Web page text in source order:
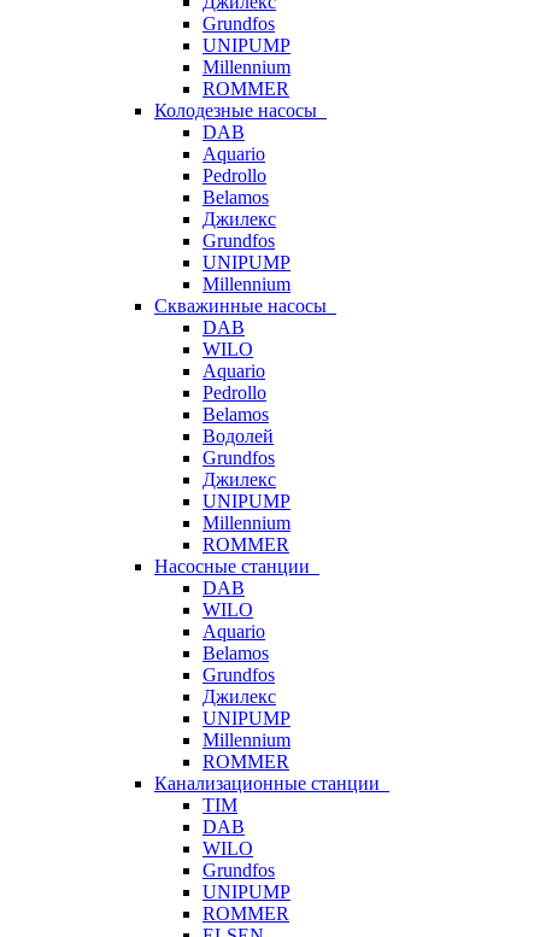
Grundfos
UNIPUMP
Millennium
ROMMER
Колодезные насосы
DAB
Aquario
Pedrollo
Belamos
Джилекс
Grundfos
UNIPUMP
Millennium
Скважинные насосы
DAB
WILO
Aquario
Pedrollo
Belamos
Водолей
Grundfos
Джилекс
UNIPUMP
Millennium
ROMMER
Насосные станции
DAB
WILO
Aquario
Belamos
Grundfos
Джилекс
UNIPUMP
Millennium
ROMMER
Канализационные станции
TIM
DAB
WILO
Grundfos
UNIPUMP
ROMMER